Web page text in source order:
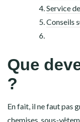
Service
Conseils
Que
?
En fait, il ne faut pas
chemises, sous-